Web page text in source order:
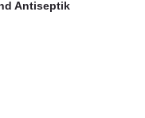
Antiseptik